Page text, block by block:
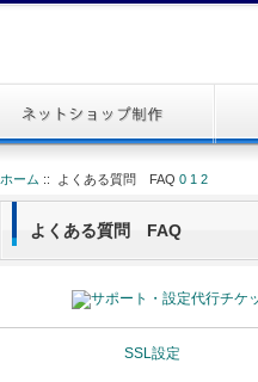
ホーム :: よくある質問 FAQ0 1 2
よくある質問 FAQ
SSL設定